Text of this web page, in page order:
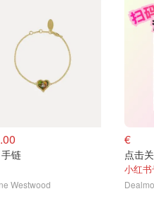
链
Westwood
€
点击
小红